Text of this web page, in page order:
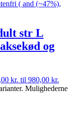
str L
og
kr. til 980,00 kr.
Mulighederne